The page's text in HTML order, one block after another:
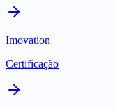
Imovation
Certificação